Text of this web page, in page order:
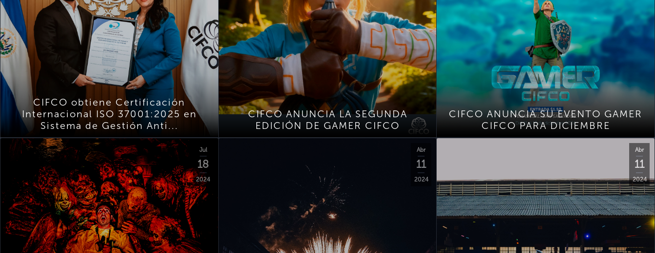
CIFCO obtiene Certificación
Internacional ISO 37001:2025 en
Sistema de Gestión Anti...
CIFCO ANUNCIA LA SEGUNDA
EDICIÓN DE GAMER CIFCO
CIFCO ANUNCIA SU EVENTO GAMER
CIFCO PARA DICIEMBRE
Jul
18
2024
Abr
11
2024
Abr
11
2024